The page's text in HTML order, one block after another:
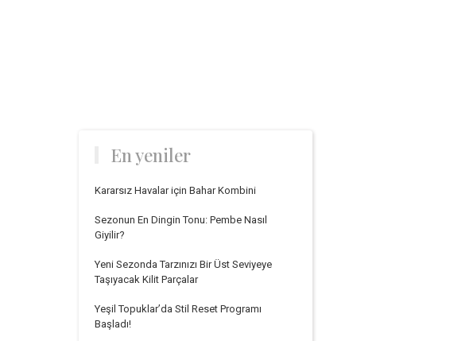
En yeniler
Kararsız Havalar için Bahar Kombini
Sezonun En Dingin Tonu: Pembe Nasıl
Giyilir?
Yeni Sezonda Tarzınızı Bir Üst Seviyeye
Taşıyacak Kilit Parçalar
Yeşil Topuklar’da Stil Reset Programı
Başladı!